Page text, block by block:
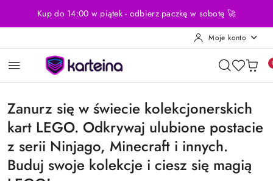
Przejdź do treści głównej
Przejdź do wyszukiwarki
Przejdź do moje konto
Przejdź do menu głównego
Przejdź do stopki
Kup do 14:00 w piątek - odbierz paczkę w sobotę 🚀
Moje konto
Zanurz się w świecie kolekcjonerskich
kart LEGO. Odkrywaj ulubione postacie
z serii Ninjago, Minecraft i innych.
Buduj swoje kolekcje i ciesz się magią